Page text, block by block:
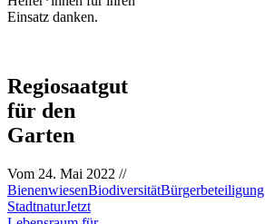
Einsatz danken.
Regiosaatgut
für den
Garten
Vom 24. Mai 2022 //
BienenwiesenBiodiversitätBürgerbeteiligung
StadtnaturJetzt